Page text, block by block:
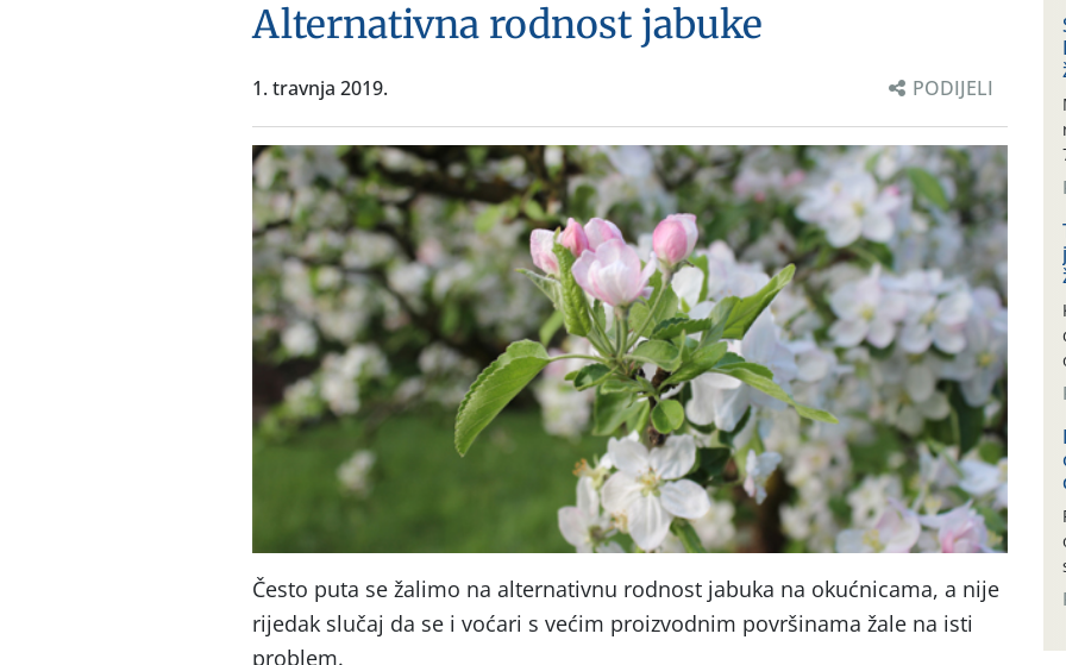
Alternativna rodnost jabuke
1. travnja 2019. PODIJELI
Često puta se žalimo na alternativnu rodnost jabuka na okućnicama, a nije
rijedak slučaj da se i voćari s većim proizvodnim površinama žale na isti
problem.